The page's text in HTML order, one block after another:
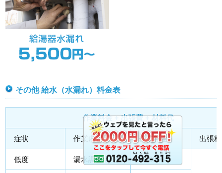
その他 給水（水漏れ）料金表
作業料金 + 出張費 + 材料代
症状 作業内容 作業料金 出張
低度 漏水調査 など ¥8,800～